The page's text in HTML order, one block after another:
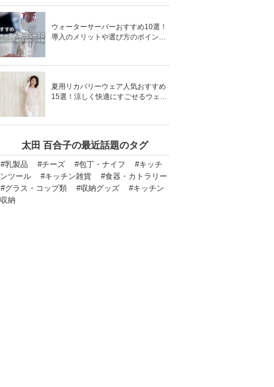
ウォーターサーバーおすすめ10選！
導入のメリットや選び方のポイント
夏用リカバリーウェア人気おすすめ
15選！涼しく快適にすごせるウェア
太田 百合子の最近話題のタグ
#乳製品 #チーズ #包丁・ナイフ
#キッチ
ンツール
#キッチン雑貨
#食器・カトラリー
#グラス・コップ類
#収納グッズ
#キッチン
収納